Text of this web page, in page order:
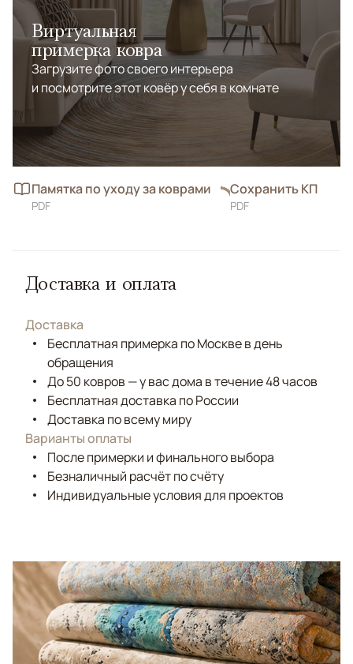
Виртуальная
примерка ковра
Загрузите фото своего интерьера
и посмотрите этот ковёр у себя в комнате
Памятка по уходу за коврами
PDF
Сохранить КП
PDF
Доставка и оплата
Доставка
Бесплатная примерка по Москве в день
обращения
До 50 ковров — у вас дома в течение 48 часов
Бесплатная доставка по России
Доставка по всему миру
Варианты оплаты
После примерки и финального выбора
Безналичный расчёт по счёту
Индивидуальные условия для проектов